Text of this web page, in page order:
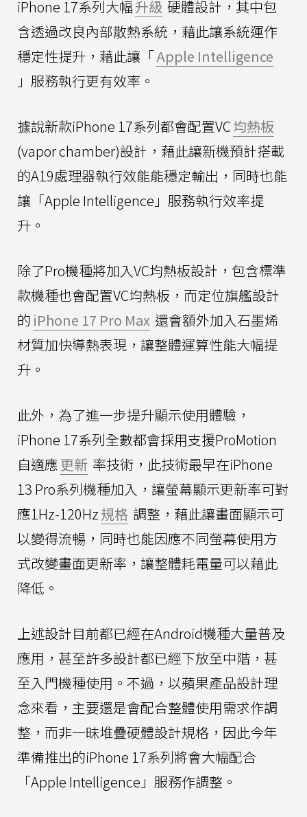
iPhone 17系列大幅升級 硬體設計，其中包
含透過改良內部散熱系統，藉此讓系統運作
穩定性提升，藉此讓「Apple Intelligence
」服務執行更有效率。
據說新款iPhone 17系列都會配置VC均熱板
(vapor chamber)設計，藉此讓新機預計搭載
的A19處理器執行效能能穩定輸出，同時也能
讓「Apple Intelligence」服務執行效率提
升。
除了Pro機種將加入VC均熱板設計，包含標準
款機種也會配置VC均熱板，而定位旗艦設計
的 iPhone 17 Pro Max 還會額外加入石墨烯
材質加快導熱表現，讓整體運算性能大幅提
升。
此外，為了進一步提升顯示使用體驗，
iPhone 17系列全數都會採用支援ProMotion
自適應更新 率技術，此技術最早在iPhone
13 Pro系列機種加入，讓螢幕顯示更新率可對
應1Hz-120Hz規格 調整，藉此讓畫面顯示可
以變得流暢，同時也能因應不同螢幕使用方
式改變畫面更新率，讓整體耗電量可以藉此
降低。
上述設計目前都已經在Android機種大量普及
應用，甚至許多設計都已經下放至中階，甚
至入門機種使用。不過，以蘋果產品設計理
念來看，主要還是會配合整體使用需求作調
整，而非一昧堆疊硬體設計規格，因此今年
準備推出的iPhone 17系列將會大幅配合
「Apple Intelligence」服務作調整。